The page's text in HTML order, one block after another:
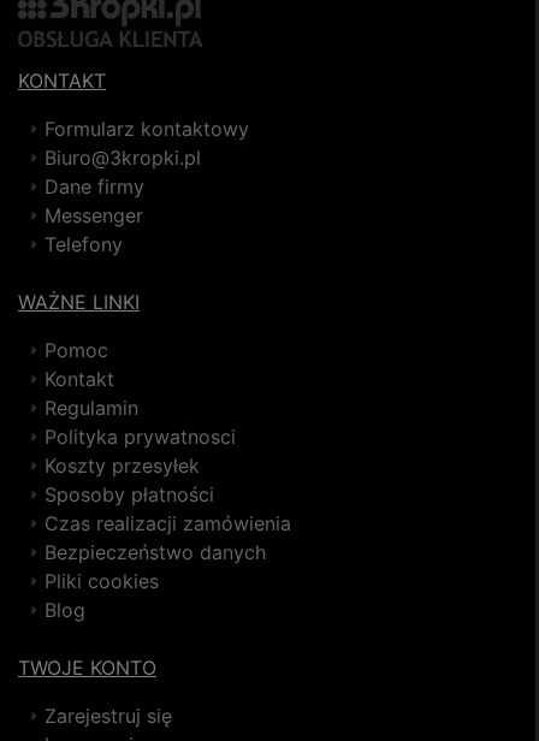
KONTAKT
Formularz kontaktowy
Biuro@3kropki.pl
Dane firmy
Messenger
Telefony
WAŻNE LINKI
Pomoc
Kontakt
Regulamin
Polityka prywatnosci
Koszty przesyłek
Sposoby płatności
Czas realizacji zamówienia
Bezpieczeństwo danych
Pliki cookies
Blog
TWOJE KONTO
Zarejestruj się